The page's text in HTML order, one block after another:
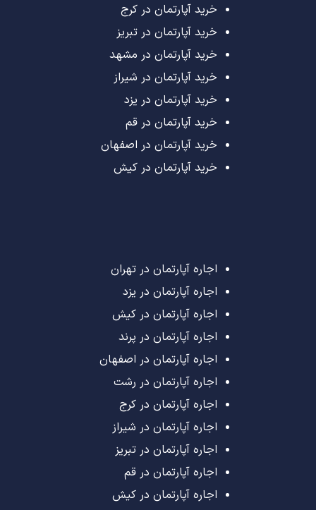
خرید آپارتمان در کرج
خرید آپارتمان در تبریز
خرید آپارتمان در مشهد
خرید آپارتمان در شیراز
خرید آپارتمان در یزد
خرید آپارتمان در قم
خرید آپارتمان در اصفهان
خرید آپارتمان در کیش
اجاره آپارتمان در تهران
اجاره آپارتمان در یزد
اجاره آپارتمان در کیش
اجاره آپارتمان در پرند
اجاره آپارتمان در اصفهان
اجاره آپارتمان در رشت
اجاره آپارتمان در کرج
اجاره آپارتمان در شیراز
اجاره آپارتمان در تبریز
اجاره آپارتمان در قم
اجاره آپارتمان در کیش